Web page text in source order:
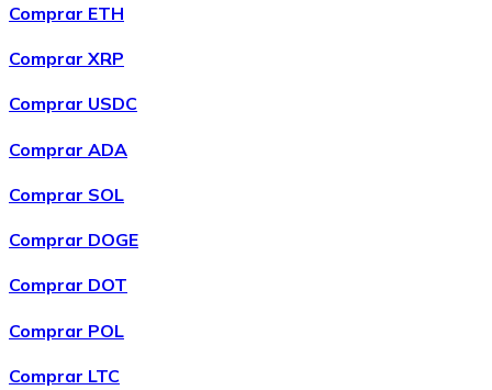
XRP
Comprar ETH
Comprar XRP
Comprar USDC
Comprar ADA
Comprar SOL
Comprar DOGE
Comprar DOT
Comprar POL
Comprar LTC